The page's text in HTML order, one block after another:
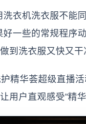
衣机洗衣服不能
一些的常规程序
到洗衣服又快又干
精华荟超级直播
用户直观感受“精华